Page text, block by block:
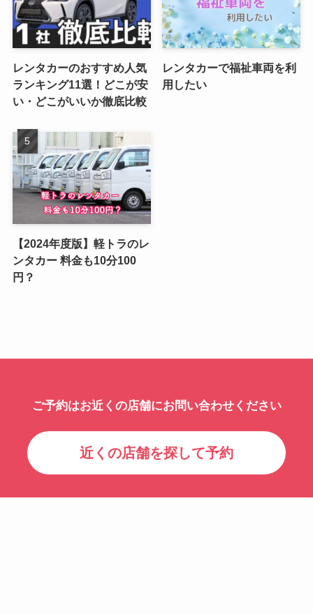
レンタカーのおすすめ人気
ランキング11選！どこが安
い・どこがいいか徹底比較
レンタカーで福祉車両を利
用したい
【2024年度版】軽トラのレ
ンタカー 料金も10分100
円？
ご予約はお近くの店舗にお問い合わせください
近くの店舗を探して予約